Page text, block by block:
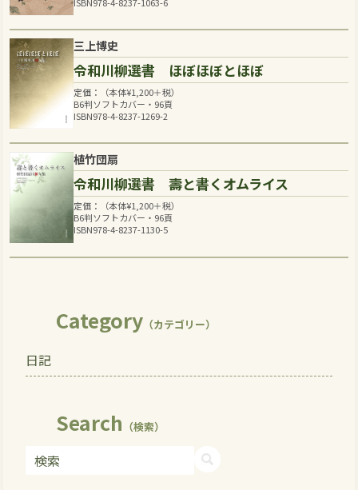
三上博史
令和川柳選書 ほぼほぼとほぼ
定価：（本体¥1,200＋税）
B6判ソフトカバー・96頁
ISBN978-4-8237-1269-2
植竹団扇
令和川柳選書 壽と書くオムライス
定価：（本体¥1,200＋税）
B6判ソフトカバー・96頁
ISBN978-4-8237-1130-5
Category（カテゴリー）
日記
Search （検索）